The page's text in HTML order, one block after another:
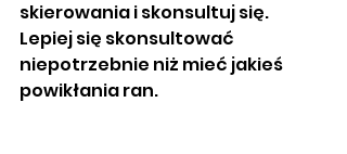
skierowania i skonsultuj się.
Lepiej się skonsultować
niepotrzebnie niż mieć jakieś
powikłania ran.